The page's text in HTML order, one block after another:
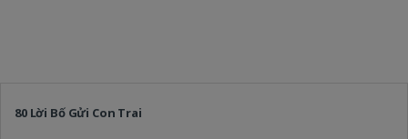
80 Lời Bố Gửi Con Trai